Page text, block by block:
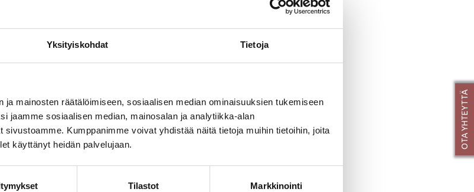
Yksityiskohdat Tietoja
ja mainosten räätälöimiseen, sosiaalisen median ominaisuuksien tukemiseen
jaamme sosiaalisen median, mainosalan ja analytiikka-alan
Kumppanimme voivat yhdistää näitä tietoja muihin tietoihin, joita
käyttänyt heidän palvelujaan.
Tilastot Markkinointi
OTA YHTEYTTÄ
takaisin listaukseen